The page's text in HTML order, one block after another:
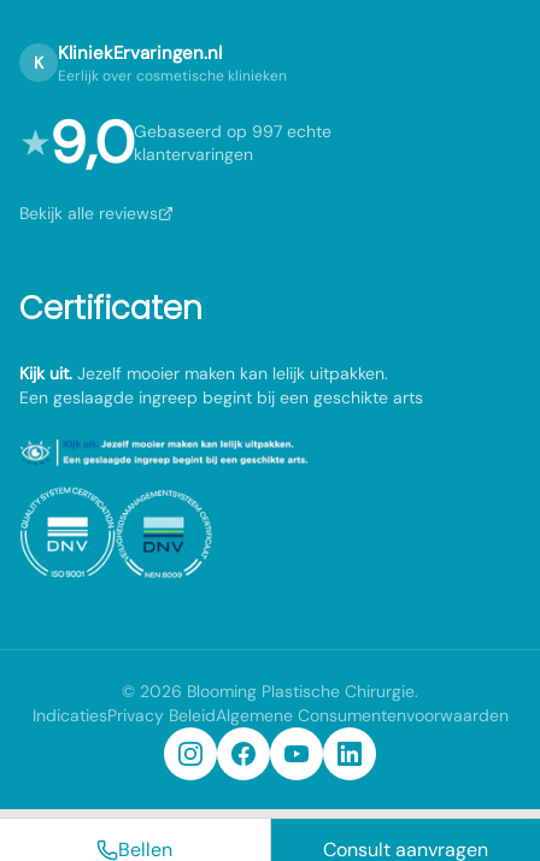
K KliniekErvaringen.nl
Eerlijk over cosmetische klinieken
★9,0Gebaseerd op 997 echte
klantervaringen
Bekijk alle reviews
Certificaten
Kijk uit. Jezelf mooier maken kan lelijk uitpakken.
Een geslaagde ingreep begint bij een geschikte arts
© 2026 Blooming Plastische Chirurgie.
IndicatiesPrivacy BeleidAlgemene Consumentenvoorwaarden
Bellen Consult aanvragen